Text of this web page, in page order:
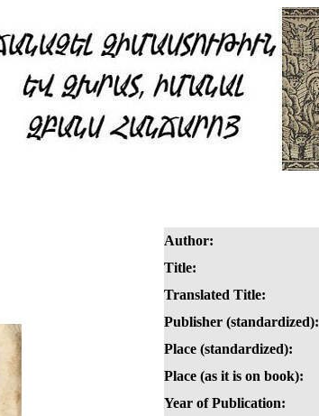
Author:
Title:
Translated Title:
Publisher (standardized):
Place (standardized):
Place (as it is on book):
Year of Publication: